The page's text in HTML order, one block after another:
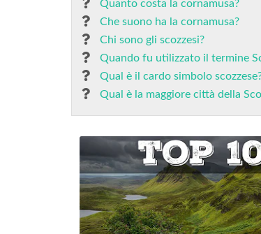
Quanto costa la cornamusa?
Che suono ha la cornamusa?
Chi sono gli scozzesi?
Quando fu utilizzato il termine
Qual è il cardo simbolo
Qual è la maggiore città della